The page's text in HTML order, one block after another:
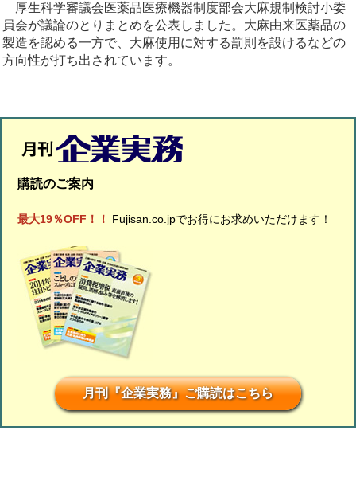
厚生科学審議会医薬品医療機器制度部会大麻規制検討小委
員会が議論のとりまとめを公表しました。大麻由来医薬品の
製造を認める一方で、大麻使用に対する罰則を設けるなどの
方向性が打ち出されています。
購読のご案内
最大19％OFF！！ Fujisan.co.jpでお得にお求めいただけます！
月刊『企業実務』ご購読はこちら